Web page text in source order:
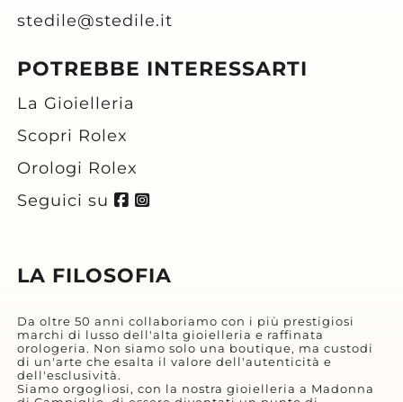
stedile@stedile.it
POTREBBE INTERESSARTI
La Gioielleria
Scopri Rolex
Orologi Rolex
Seguici su
LA FILOSOFIA
Da oltre 50 anni collaboriamo con i più prestigiosi
marchi di lusso dell'alta gioielleria e raffinata
orologeria. Non siamo solo una boutique, ma custodi
di un'arte che esalta il valore dell'autenticità e
dell'esclusività.
Siamo orgogliosi, con la nostra gioielleria a Madonna